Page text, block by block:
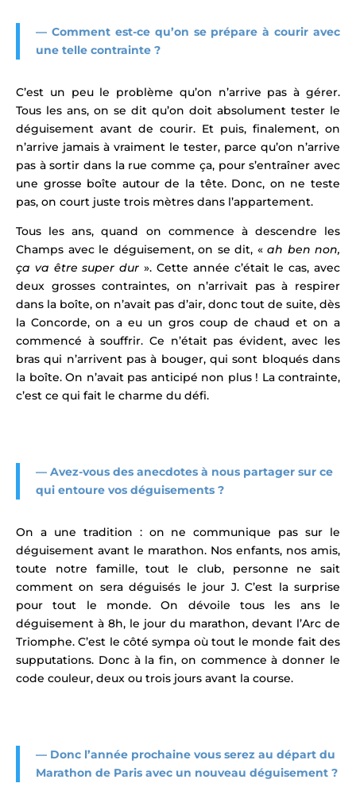
— Comment est-ce qu’on se prépare à courir avec
une telle contrainte ?
C’est un peu le problème qu’on n’arrive pas à gérer.
Tous les ans, on se dit qu’on doit absolument tester le
déguisement avant de courir. Et puis, finalement, on
n’arrive jamais à vraiment le tester, parce qu’on n’arrive
pas à sortir dans la rue comme ça, pour s’entraîner avec
une grosse boîte autour de la tête. Donc, on ne teste
pas, on court juste trois mètres dans l’appartement.
Tous les ans, quand on commence à descendre les
Champs avec le déguisement, on se dit, « ah ben non,
ça va être super dur ». Cette année c’était le cas, avec
deux grosses contraintes, on n’arrivait pas à respirer
dans la boîte, on n’avait pas d’air, donc tout de suite, dès
la Concorde, on a eu un gros coup de chaud et on a
commencé à souffrir. Ce n’était pas évident, avec les
bras qui n’arrivent pas à bouger, qui sont bloqués dans
la boîte. On n’avait pas anticipé non plus ! La contrainte,
c’est ce qui fait le charme du défi.
— Avez-vous des anecdotes à nous partager sur ce
qui entoure vos déguisements ?
On a une tradition : on ne communique pas sur le
déguisement avant le marathon. Nos enfants, nos amis,
toute notre famille, tout le club, personne ne sait
comment on sera déguisés le jour J. C’est la surprise
pour tout le monde. On dévoile tous les ans le
déguisement à 8h, le jour du marathon, devant l’Arc de
Triomphe. C’est le côté sympa où tout le monde fait des
supputations. Donc à la fin, on commence à donner le
code couleur, deux ou trois jours avant la course.
— Donc l’année prochaine vous serez au départ du
Marathon de Paris avec un nouveau déguisement ?